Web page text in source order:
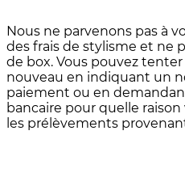
Nous ne parvenons pas à
des frais de stylisme et ne
de box. Vous pouvez
nouveau en indiquant un
paiement ou en
bancaire pour quelle
les prélèvements